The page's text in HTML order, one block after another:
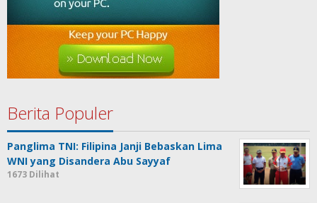
Berita Populer
Panglima TNI: Filipina Janji Bebaskan Lima
WNI yang Disandera Abu Sayyaf
1673 Dilihat